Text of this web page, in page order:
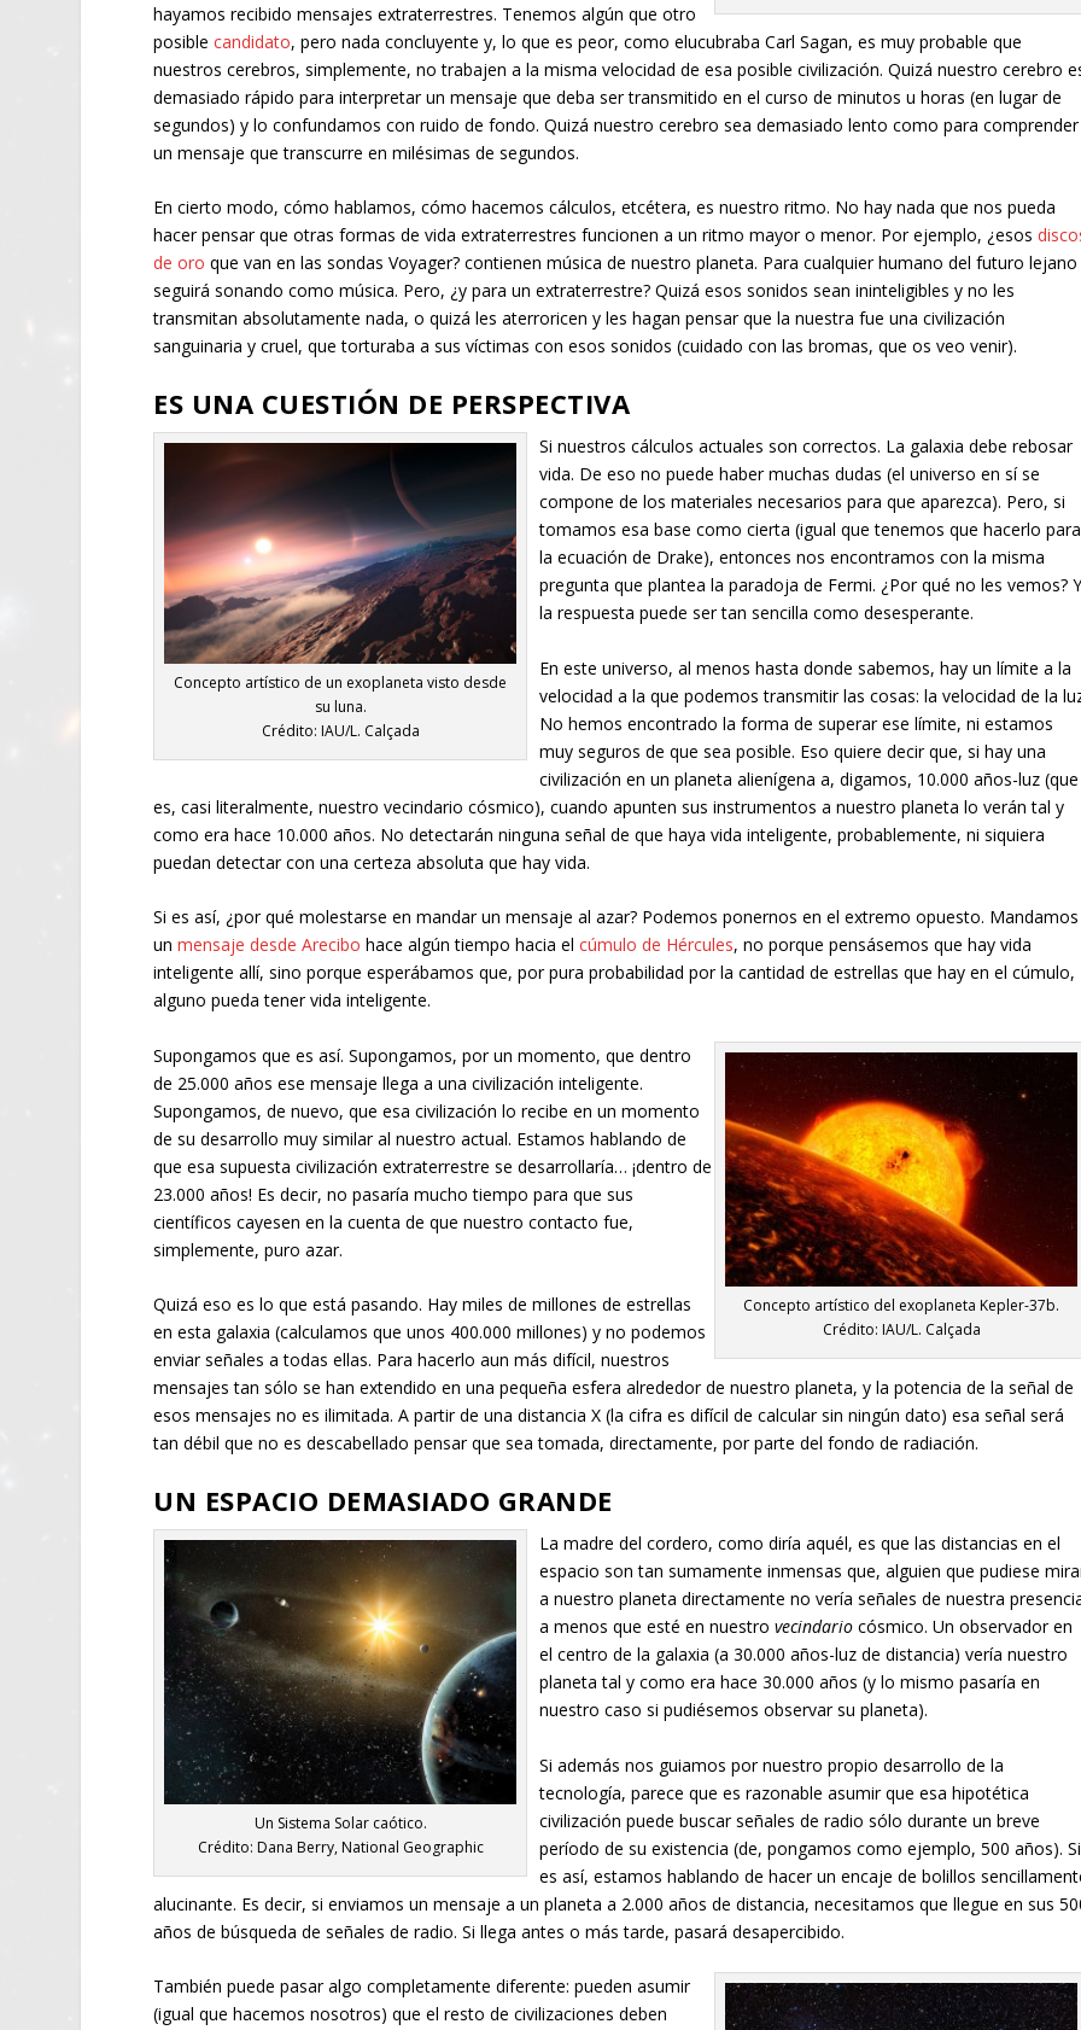
hayamos recibido mensajes extraterrestres. Tenemos algún que otro
posiblecandidato, pero nada concluyente y, lo que es peor, como elucubraba Carl Sagan, es muy probable que
nuestros cerebros, simplemente, no trabajen a la misma velocidad de esa posible civilización. Quizá nuestro cerebro
demasiado rápido para interpretar un mensaje que deba ser transmitido en el curso de minutos u horas (en lugar de
segundos) y lo confundamos con ruido de fondo. Quizá nuestro cerebro sea demasiado lento como para comprender
un mensaje que transcurre en milésimas de segundos.
En cierto modo, cómo hablamos, cómo hacemos cálculos, etcétera, es nuestro ritmo. No hay nada que nos pueda
hacer pensar que otras formas de vida extraterrestres funcionen a un ritmo mayor o menor. Por ejemplo, ¿esos
de oro que van en las sondas Voyager? contienen música de nuestro planeta. Para cualquier humano del futuro lejano
seguirá sonando como música. Pero, ¿y para un extraterrestre? Quizá esos sonidos sean ininteligibles y no les
transmitan absolutamente nada, o quizá les aterroricen y les hagan pensar que la nuestra fue una civilización
sanguinaria y cruel, que torturaba a sus víctimas con esos sonidos (cuidado con las bromas, que os veo venir).
ES UNA CUESTIÓN DE PERSPECTIVA
Concepto artístico de un exoplaneta visto desde
su luna.
Crédito: IAU/L. Calçada
Si nuestros cálculos actuales son correctos. La galaxia debe rebosar
vida. De eso no puede haber muchas dudas (el universo en sí se
compone de los materiales necesarios para que aparezca). Pero, si
tomamos esa base como cierta (igual que tenemos que hacerlo para
la ecuación de Drake), entonces nos encontramos con la misma
pregunta que plantea la paradoja de Fermi. ¿Por qué no les vemos?
la respuesta puede ser tan sencilla como desesperante.
En este universo, al menos hasta donde sabemos, hay un límite a la
velocidad a la que podemos transmitir las cosas: la velocidad de la
No hemos encontrado la forma de superar ese límite, ni estamos
muy seguros de que sea posible. Eso quiere decir que, si hay una
civilización en un planeta alienígena a, digamos, 10.000 años-luz (que
es, casi literalmente, nuestro vecindario cósmico), cuando apunten sus instrumentos a nuestro planeta lo verán tal y
como era hace 10.000 años. No detectarán ninguna señal de que haya vida inteligente, probablemente, ni siquiera
puedan detectar con una certeza absoluta que hay vida.
Si es así, ¿por qué molestarse en mandar un mensaje al azar? Podemos ponernos en el extremo opuesto. Mandamos
unmensaje desde Arecibo hace algún tiempo hacia elcúmulo de Hércules, no porque pensásemos que hay vida
inteligente allí, sino porque esperábamos que, por pura probabilidad por la cantidad de estrellas que hay en el cúmulo,
alguno pueda tener vida inteligente.
Concepto artístico del exoplaneta Kepler-37b.
Crédito: IAU/L. Calçada
Supongamos que es así. Supongamos, por un momento, que dentro
de 25.000 años ese mensaje llega a una civilización inteligente.
Supongamos, de nuevo, que esa civilización lo recibe en un momento
de su desarrollo muy similar al nuestro actual. Estamos hablando de
que esa supuesta civilización extraterrestre se desarrollaría… ¡dentro de
23.000 años! Es decir, no pasaría mucho tiempo para que sus
científicos cayesen en la cuenta de que nuestro contacto fue,
simplemente, puro azar.
Quizá eso es lo que está pasando. Hay miles de millones de estrellas
en esta galaxia (calculamos que unos 400.000 millones) y no podemos
enviar señales a todas ellas. Para hacerlo aun más difícil, nuestros
mensajes tan sólo se han extendido en una pequeña esfera alrededor de nuestro planeta, y la potencia de la señal de
esos mensajes no es ilimitada. A partir de una distancia X (la cifra es difícil de calcular sin ningún dato) esa señal será
tan débil que no es descabellado pensar que sea tomada, directamente, por parte del fondo de radiación.
UN ESPACIO DEMASIADO GRANDE
Un Sistema Solar caótico.
Crédito: Dana Berry, National Geographic
La madre del cordero, como diría aquél, es que las distancias en el
espacio son tan sumamente inmensas que, alguien que pudiese
a nuestro planeta directamente no vería señales de nuestra
a menos que esté en nuestrovecindario cósmico. Un observador en
el centro de la galaxia (a 30.000 años-luz de distancia) vería nuestro
planeta tal y como era hace 30.000 años (y lo mismo pasaría en
nuestro caso si pudiésemos observar su planeta).
Si además nos guiamos por nuestro propio desarrollo de la
tecnología, parece que es razonable asumir que esa hipotética
civilización puede buscar señales de radio sólo durante un breve
período de su existencia (de, pongamos como ejemplo, 500 años). Si
es así, estamos hablando de hacer un encaje de bolillos
alucinante. Es decir, si enviamos un mensaje a un planeta a 2.000 años de distancia, necesitamos que llegue en sus
años de búsqueda de señales de radio. Si llega antes o más tarde, pasará desapercibido.
También puede pasar algo completamente diferente: pueden asumir
(igual que hacemos nosotros) que el resto de civilizaciones deben